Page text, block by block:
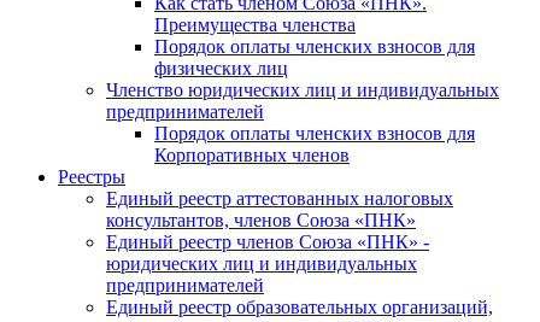
Преимущества членства
Порядок оплаты членских взносов для
физических лиц
Членство юридических лиц и индивидуальных
предпринимателей
Порядок оплаты членских взносов для
Корпоративных членов
Реестры
Единый реестр аттестованных налоговых
консультантов, членов Союза «ПНК»
Единый реестр членов Союза «ПНК» -
юридических лиц и индивидуальных
предпринимателей
Единый реестр образовательных организаций,